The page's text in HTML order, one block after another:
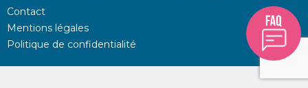
Contact
Mentions légales
Politique de confidentialité